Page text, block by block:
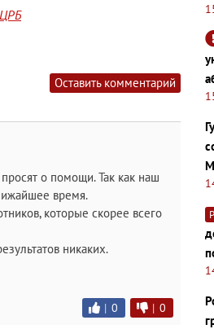
Оставить комментарий
о помощи. Так как наш
время.
которые скорее всего
никаких.
| 0 | 0